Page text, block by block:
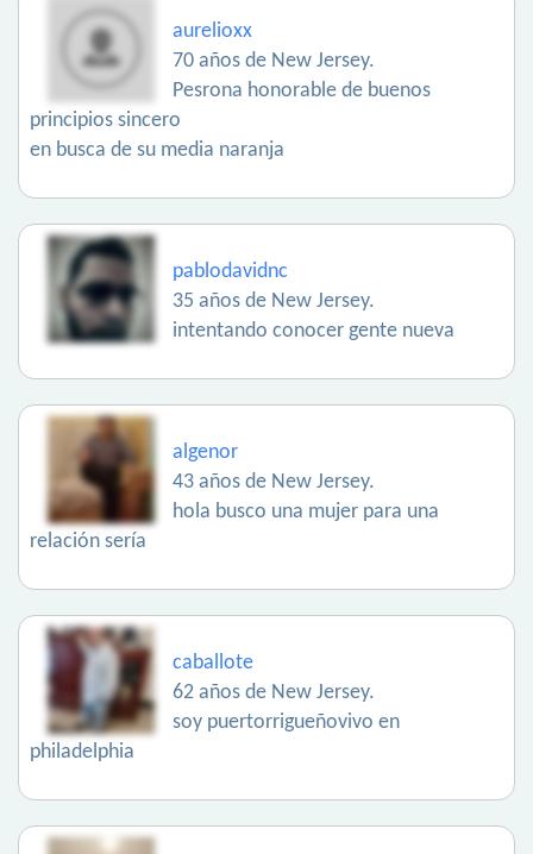
aurelioxx
70 años de New Jersey.
Pesrona honorable de buenos
principios sincero
en busca de su media naranja
pablodavidnc
35 años de New Jersey.
intentando conocer gente nueva
algenor
43 años de New Jersey.
hola busco una mujer para una
relación sería
caballote
62 años de New Jersey.
soy puertorrigueñovivo en
philadelphia